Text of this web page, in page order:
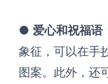
AI创作
● 爱心和祝福语
象征，可以在手
图案。此外，还